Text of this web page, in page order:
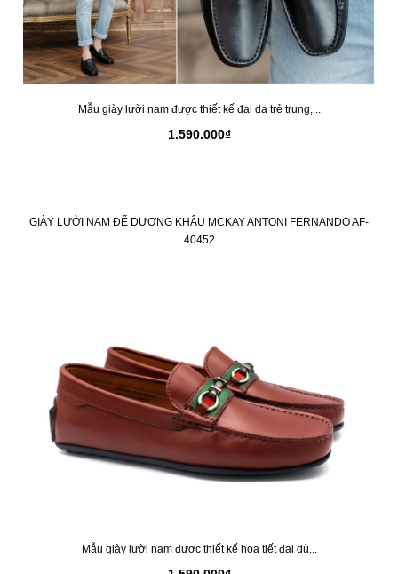
Mẫu giày lười nam được thiết kế đai da trẻ trung,...
1.590.000₫
GIÀY LƯỜI NAM ĐẾ DƯƠNG KHÂU MCKAY ANTONI FERNANDO AF-
40452
Mẫu giày lười nam được thiết kế họa tiết đai dù...